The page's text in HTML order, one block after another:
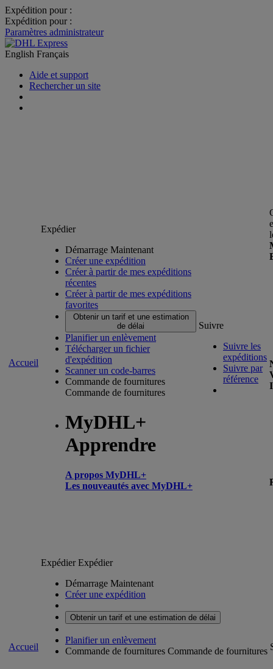
Expédition pour :
Expédition pour :
Paramètres administrateur
English Français
Aide et support
Rechercher un site
Accueil
Expédier
Démarrage Maintenant
Créer une expédition
Créer à partir de mes expéditions
récentes
Créer à partir de mes expéditions
favorites
Obtenir un tarif et une estimation
de délai
Planifier un enlèvement
Télécharger un fichier
d'expédition
Scanner un code-barres
Commande de fournitures
Commande de fournitures
MyDHL+
Apprendre
A propos MyDHL+
Les nouveautés avec MyDHL+
Suivre
Suivre les
expéditions
Suivre par
référence
Accueil
ExpédierExpédier
Démarrage Maintenant
Créer une expédition
Obtenir un tarif et une estimation de délai
Planifier un enlèvement
Commande de fournitures Commande de fournitures